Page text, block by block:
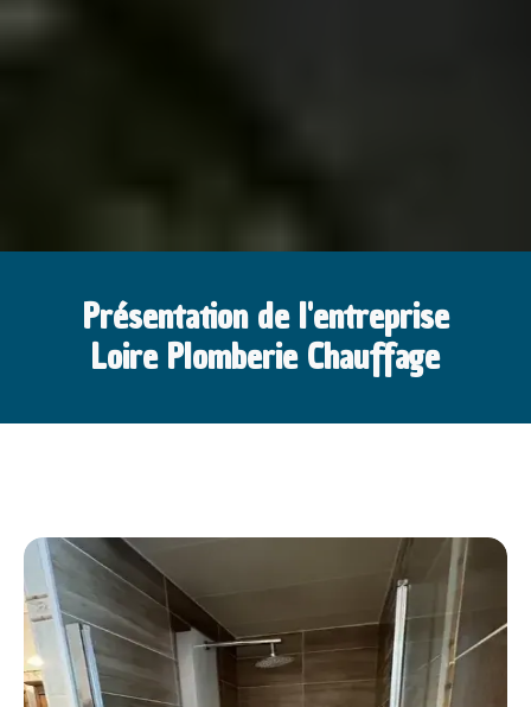
Présentation de l'entreprise
Loire Plomberie Chauffage